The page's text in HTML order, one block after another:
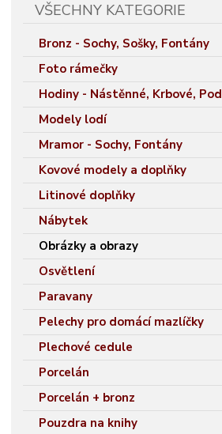
VŠECHNY KATEGORIE
Bronz - Sochy, Sošky, Fontány
Foto rámečky
Hodiny - Nástěnné, Krbové,
Modely lodí
Mramor - Sochy, Fontány
Kovové modely a doplňky
Litinové doplňky
Nábytek
Obrázky a obrazy
Osvětlení
Paravany
Pelechy pro domácí mazlíčky
Plechové cedule
Porcelán
Porcelán + bronz
Pouzdra na knihy